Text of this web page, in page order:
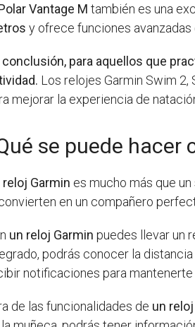
Vantage M también es una
y ofrece funciones
conclusión, para aquellos que
Los relojes Garmin Swim
mejorar la experiencia de
se puede hacer
reloj Garmin es mucho más que
en un compañero
un reloj Garmin puedes llevar un
podrás conocer la
notificaciones para mantenerte
de las funcionalidades de un